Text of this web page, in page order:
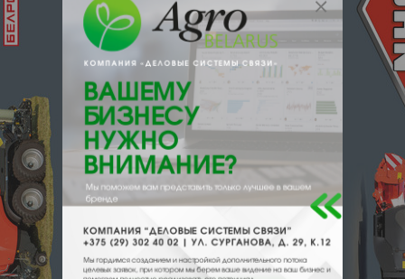
Контакты продавца
Оставьте электронный заказ с помощью
кнопки "Заказать" и мы подберем для
Вас подходящую компанию
поставщика.